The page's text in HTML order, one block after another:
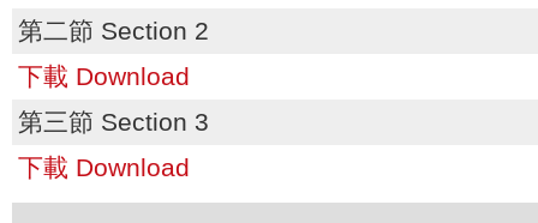
第二節 Section 2
下載 Download
第三節 Section 3
下載 Download